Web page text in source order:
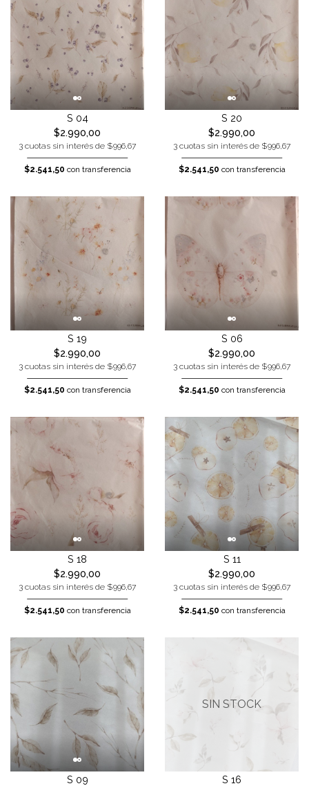
S 04
$2.990,00
3 cuotas sin interés de $996,67
$2.541,50 con transferencia
S 20
$2.990,00
3 cuotas sin interés de $996,67
$2.541,50 con transferencia
S 19
$2.990,00
3 cuotas sin interés de $996,67
$2.541,50 con transferencia
S 06
$2.990,00
3 cuotas sin interés de $996,67
$2.541,50 con transferencia
S 18
$2.990,00
3 cuotas sin interés de $996,67
$2.541,50 con transferencia
S 11
$2.990,00
3 cuotas sin interés de $996,67
$2.541,50 con transferencia
S 09
SIN STOCK
S 16